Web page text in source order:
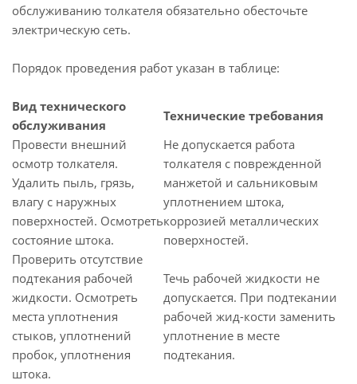
обслуживанию толкателя обязательно обесточьте
электрическую сеть.
Порядок проведения работ указан в таблице:
Вид технического
обслуживания
Технические требования
Провести внешний
осмотр толкателя.
Удалить пыль, грязь,
влагу с наружных
поверхностей. Осмотреть
состояние штока.
Не допускается работа
толкателя с поврежденной
манжетой и сальниковым
уплотнением штока,
коррозией металлических
поверхностей.
Проверить отсутствие
подтекания рабочей
жидкости. Осмотреть
места уплотнения
стыков, уплотнений
пробок, уплотнения
штока.
Течь рабочей жидкости не
допускается. При подтекании
рабочей жид-кости заменить
уплотнение в месте
подтекания.